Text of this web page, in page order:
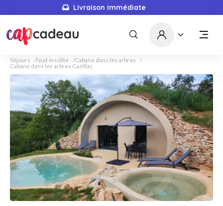
Livraison immédiate
Séjours Nuit insolite
Cabane dans les arbres
Cabane dans les arbres Cazillac